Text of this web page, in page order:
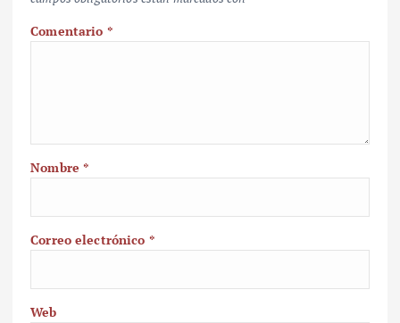
Comentario *
Nombre*
Correo electrónico *
Web